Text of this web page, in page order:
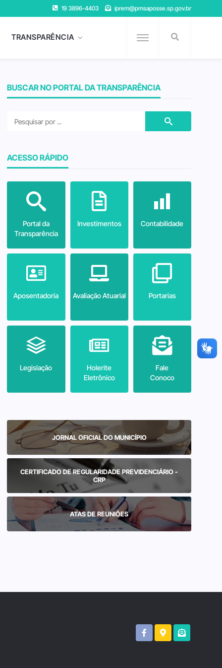
19 3896-4403 iprem@pmsaposse.sp.gov.br
TRANSPARÊNCIA
BUSCAR NO PORTAL DA TRANSPARÊNCIA
ACESSO RÁPIDO
Portal da
Transparência
Investimentos Contabilidade
Aposentadoria Avaliação Atuarial Portarias
Legislação
Holerite
Eletrônico
Fale
Conoco
JORNAL OFICIAL DO MUNICÍPIO
CERTIFICADO DE REGULARIDADE PREVIDENCIÁRIO -
CRP
ATAS DE REUNIÕES